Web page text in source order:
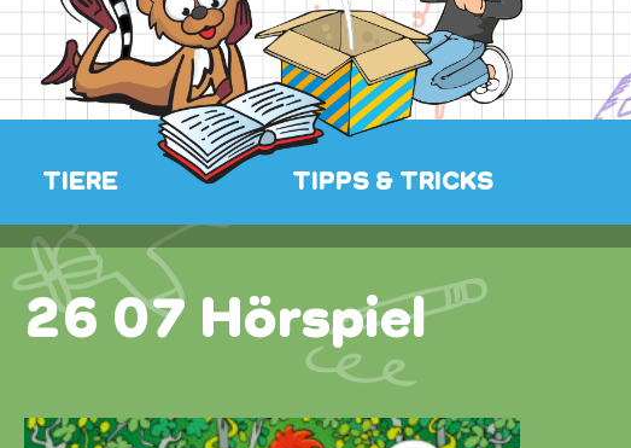
TIERE TIPPS & TRICKS
26 07 Hörspiel